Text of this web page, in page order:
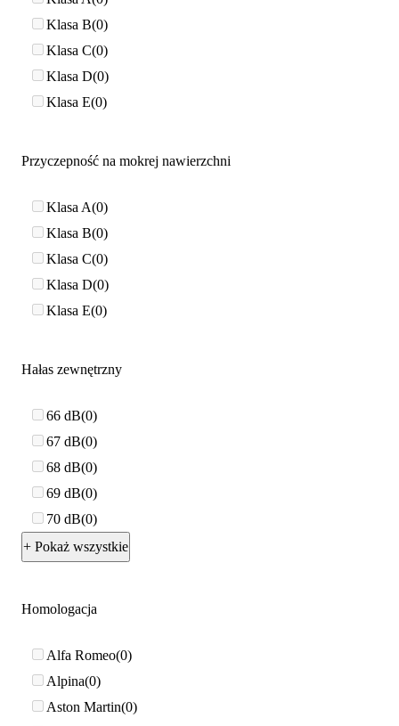
Klasa B 0
Klasa C 0
Klasa D 0
Klasa E 0
Przyczepność na mokrej nawierzchni
Klasa A 0
Klasa B 0
Klasa C 0
Klasa D 0
Klasa E 0
Hałas zewnętrzny
66 dB 0
67 dB 0
68 dB 0
69 dB 0
70 dB 0
+ Pokaż wszystkie
Homologacja
Alfa Romeo 0
Alpina 0
Aston Martin 0